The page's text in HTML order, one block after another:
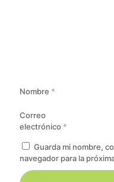
Nombre *
Correo
electrónico *
Guarda mi nombre,
navegador para la